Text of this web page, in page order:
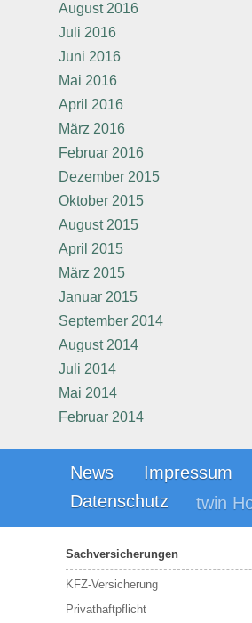
August 2016
Juli 2016
Juni 2016
Mai 2016
April 2016
März 2016
Februar 2016
Dezember 2015
Oktober 2015
August 2015
April 2015
März 2015
Januar 2015
September 2014
August 2014
Juli 2014
Mai 2014
Februar 2014
News
Impressum
Datenschutz
twin
Sachversicherungen
KFZ-Versicherung
Privathaftpflicht